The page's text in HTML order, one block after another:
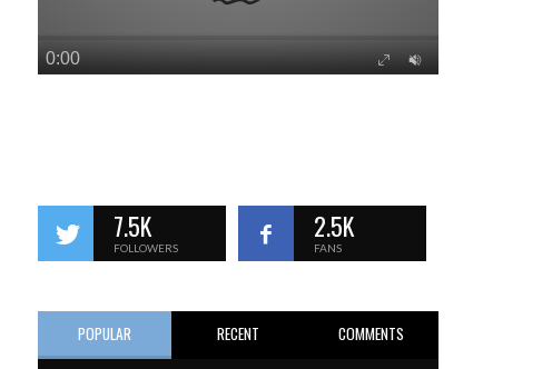
7.5K
FOLLOWERS
2.5K
FANS
POPULAR RECENT COMMENTS